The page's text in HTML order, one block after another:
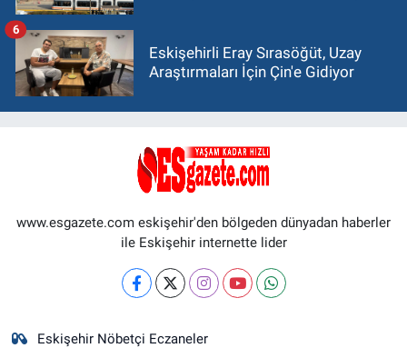
Eskişehirli Eray Sırasöğüt, Uzay
Araştırmaları İçin Çin'e Gidiyor
6
www.esgazete.com eskişehir'den bölgeden dünyadan haberler
ile Eskişehir internette lider
Eskişehir Nöbetçi Eczaneler